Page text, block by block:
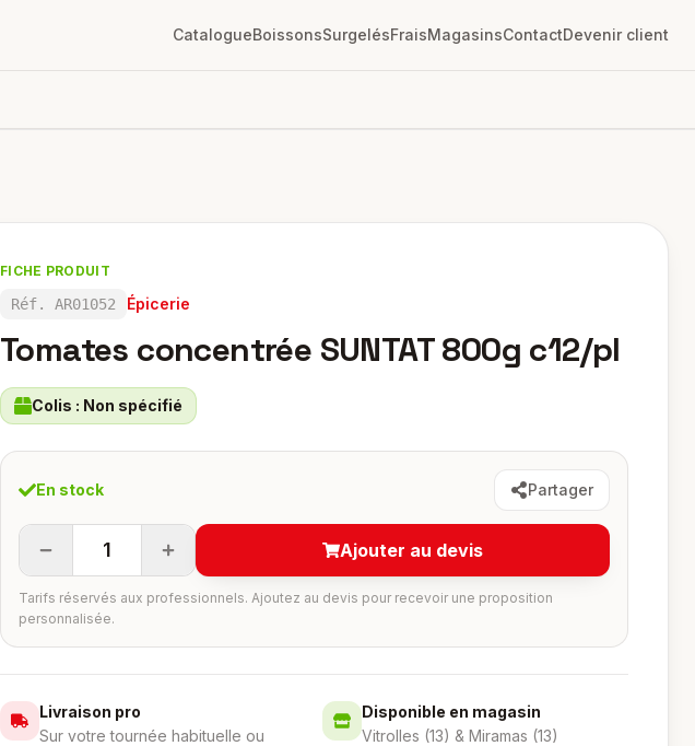
CatalogueBoissonsSurgelésFraisMagasinsContactDevenir client
FICHE PRODUIT
Réf. AR01052 Épicerie
Tomates concentrée SUNTAT 800g c12/pl
Colis : Non spécifié
En stock Partager
1 Ajouter au devis
Tarifs réservés aux professionnels. Ajoutez au devis pour recevoir une proposition
personnalisée.
Livraison pro
Sur votre tournée habituelle ou
Disponible en magasin
Vitrolles (13) & Miramas (13)